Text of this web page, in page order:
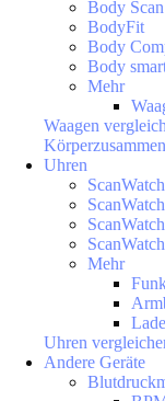
Body Scan
BodyFit
Body
Body
Mehr
Waagen
Uhren
Mehr
Uhren
Andere Geräte